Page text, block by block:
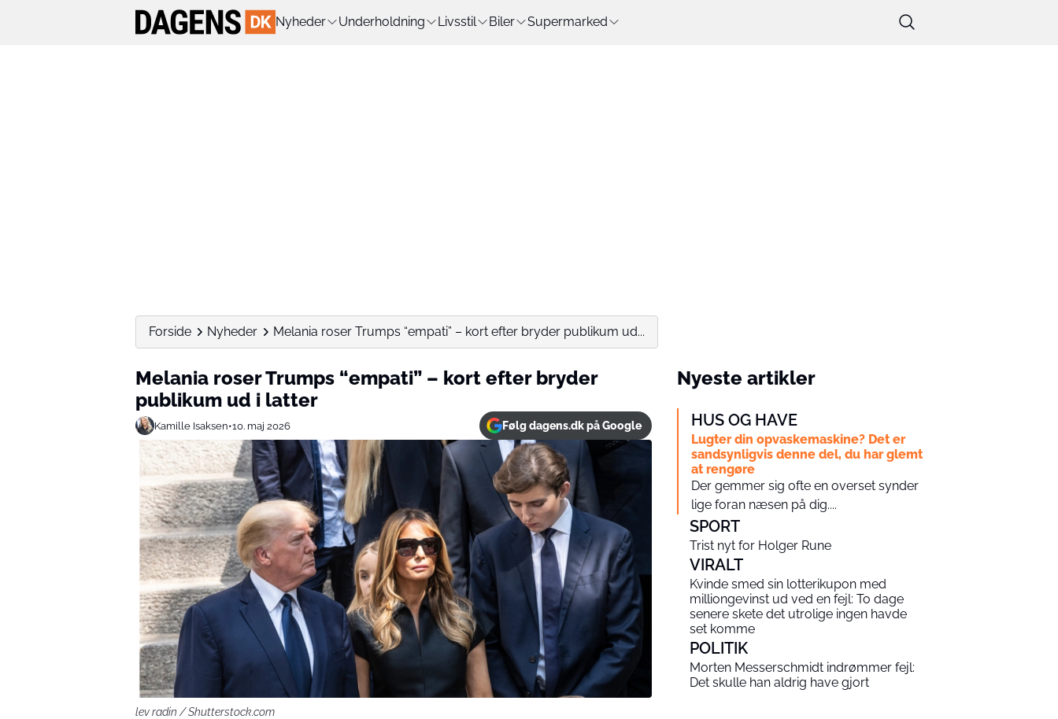
Nyheder Underholdning Livsstil Biler Supermarked
Forside Nyheder Melania roser Trumps “empati” – kort efter bryder publikum ud...
Melania roser Trumps “empati” – kort efter bryder
publikum ud i latter
Kamille Isaksen•10. maj 2026 Følg dagens.dk på Google
lev radin / Shutterstock.com
Nyeste artikler
HUS OG HAVE
Lugter din opvaskemaskine? Det er
sandsynligvis denne del, du har glemt
at rengøre
Der gemmer sig ofte en overset synder
lige foran næsen på dig....
SPORT
Trist nyt for Holger Rune
VIRALT
Kvinde smed sin lotterikupon med
milliongevinst ud ved en fejl: To dage
senere skete det utrolige ingen havde
set komme
POLITIK
Morten Messerschmidt indrømmer fejl:
Det skulle han aldrig have gjort